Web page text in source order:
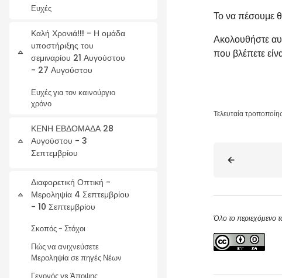
Ευχές
Σύμπτυξη
Καλή Χρονιά!!! - Η ομάδα
υποστήριξης του
σεμιναρίου 21 Αυγούστου
- 27 Αυγούστου
Ευχές για τον καινούργιο
χρόνο
Σύμπτυξη
ΚΕΝΗ ΕΒΔΟΜΑΔΑ 28
Αυγούστου - 3
Σεπτεμβρίου
Σύμπτυξη
Διαφορετική Οπτική -
Μεροληψία 4 Σεπτεμβρίου
- 10 Σεπτεμβρίου
Σκοπός - Στόχοι
Πώς να ανιχνεύσετε
Μεροληψία σε πηγές Νέων
Γεγονός vs Άποψης
Το να πέσουμε
Ακολουθήστε
που βλέπετε
Τελευταία
Μπλοκ
Όλο το περιεχόμενο